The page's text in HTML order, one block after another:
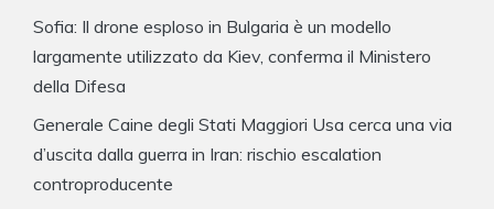
Sofia: Il drone esploso in Bulgaria è un modello
largamente utilizzato da Kiev, conferma il Ministero
della Difesa
Generale Caine degli Stati Maggiori Usa cerca una via
d’uscita dalla guerra in Iran: rischio escalation
controproducente